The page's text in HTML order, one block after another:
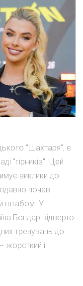
"Шахтаря", є
"гірників". Цей
виклики до
почав
штабом. У
Бондар відверто
тренувань до
жорсткий і